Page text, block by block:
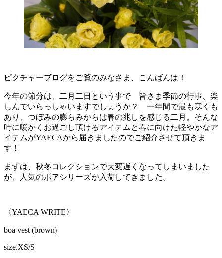
ピクチャーブログをご覧のみなさま、こんばんは！
今年の節分は、二月二日という事で 皆さま季節の行事、楽
しんでいらっしゃいますでしょうか？ 一年間で最も寒くも
あり、つぼみの膨らみからは春の兆しを感じる二月。そんな
時に暖かくお過ごし頂けるアイテムと春に向けた軽やかなア
イテムがYAECAから届きましたのでご紹介させて頂きま
す！
まずは、秋冬コレクションで大変遅くなってしまいました
が、人気のボアシリーズが入荷してきました。
〈YAECA WRITE〉
boa vest (brown)
size.XS/S